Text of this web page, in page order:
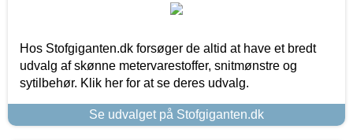
Hos Stofgiganten.dk forsøger de altid at have et bredt
udvalg af skønne metervarestoffer, snitmønstre og
sytilbehør. Klik her for at se deres udvalg.
Se udvalget på Stofgiganten.dk